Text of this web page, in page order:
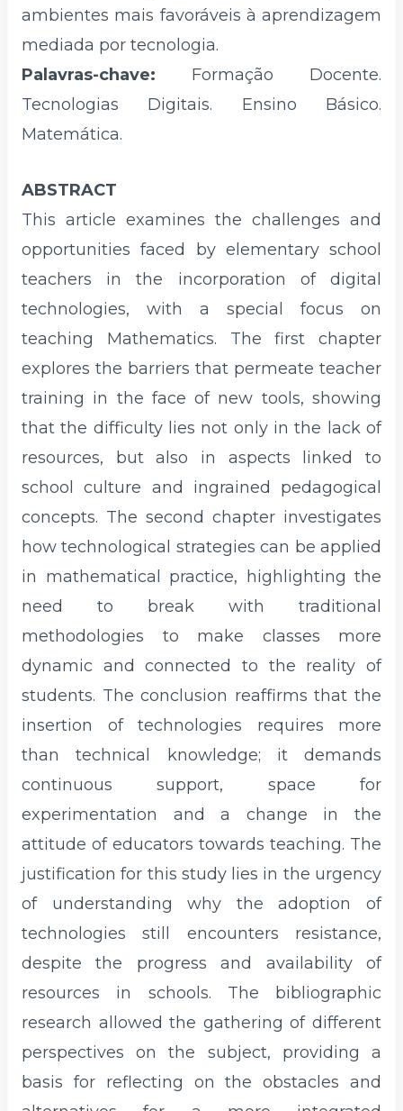
ambientes mais favoráveis à aprendizagem
mediada por tecnologia.
Palavras-chave: Formação Docente.
Tecnologias Digitais. Ensino Básico.
Matemática.
ABSTRACT
This article examines the challenges and
opportunities faced by elementary school
teachers in the incorporation of digital
technologies, with a special focus on
teaching Mathematics. The first chapter
explores the barriers that permeate teacher
training in the face of new tools, showing
that the difficulty lies not only in the lack of
resources, but also in aspects linked to
school culture and ingrained pedagogical
concepts. The second chapter investigates
how technological strategies can be applied
in mathematical practice, highlighting the
need to break with traditional
methodologies to make classes more
dynamic and connected to the reality of
students. The conclusion reaffirms that the
insertion of technologies requires more
than technical knowledge; it demands
continuous support, space for
experimentation and a change in the
attitude of educators towards teaching. The
justification for this study lies in the urgency
of understanding why the adoption of
technologies still encounters resistance,
despite the progress and availability of
resources in schools. The bibliographic
research allowed the gathering of different
perspectives on the subject, providing a
basis for reflecting on the obstacles and